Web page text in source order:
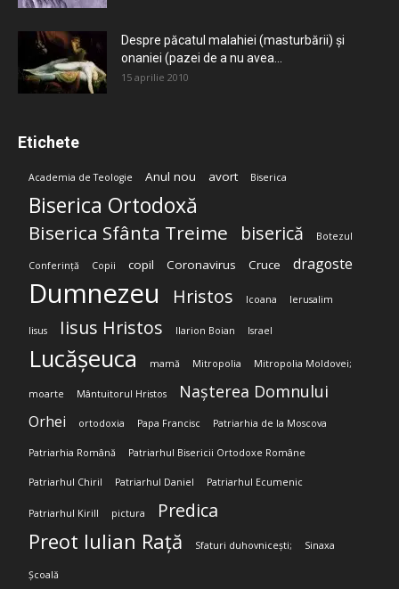
Despre păcatul malahiei (masturbării) şi
onaniei (pazei de a nu avea...
15 aprilie 2010
Etichete
Academia de Teologie Anul nou avort Biserica
Biserica Ortodoxă
Biserica Sfânta Treime biserică Botezul
Conferință Copii copil Coronavirus Cruce dragoste
Dumnezeu Hristos Icoana Ierusalim
Iisus Iisus Hristos Ilarion Boian Israel
Lucășeuca mamă Mitropolia Mitropolia Moldovei;
moarte Mântuitorul Hristos Nașterea Domnului
Orhei ortodoxia Papa Francisc Patriarhia de la Moscova
Patriarhia Română Patriarhul Bisericii Ortodoxe Române
Patriarhul Chiril Patriarhul Daniel Patriarhul Ecumenic
Patriarhul Kirill pictura Predica
Preot Iulian Rață Sfaturi duhovnicești; Sinaxa
Școală